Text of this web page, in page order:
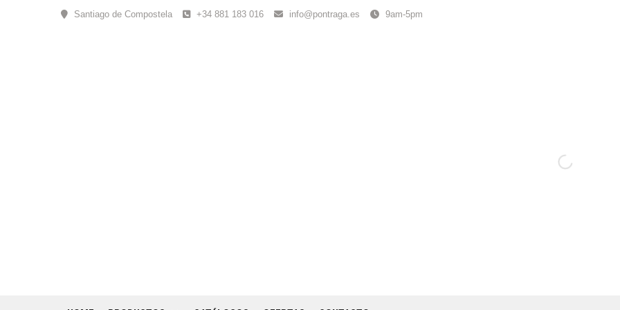
Santiago de Compostela +34 881 183 016 info@pontraga.es 9am-5pm